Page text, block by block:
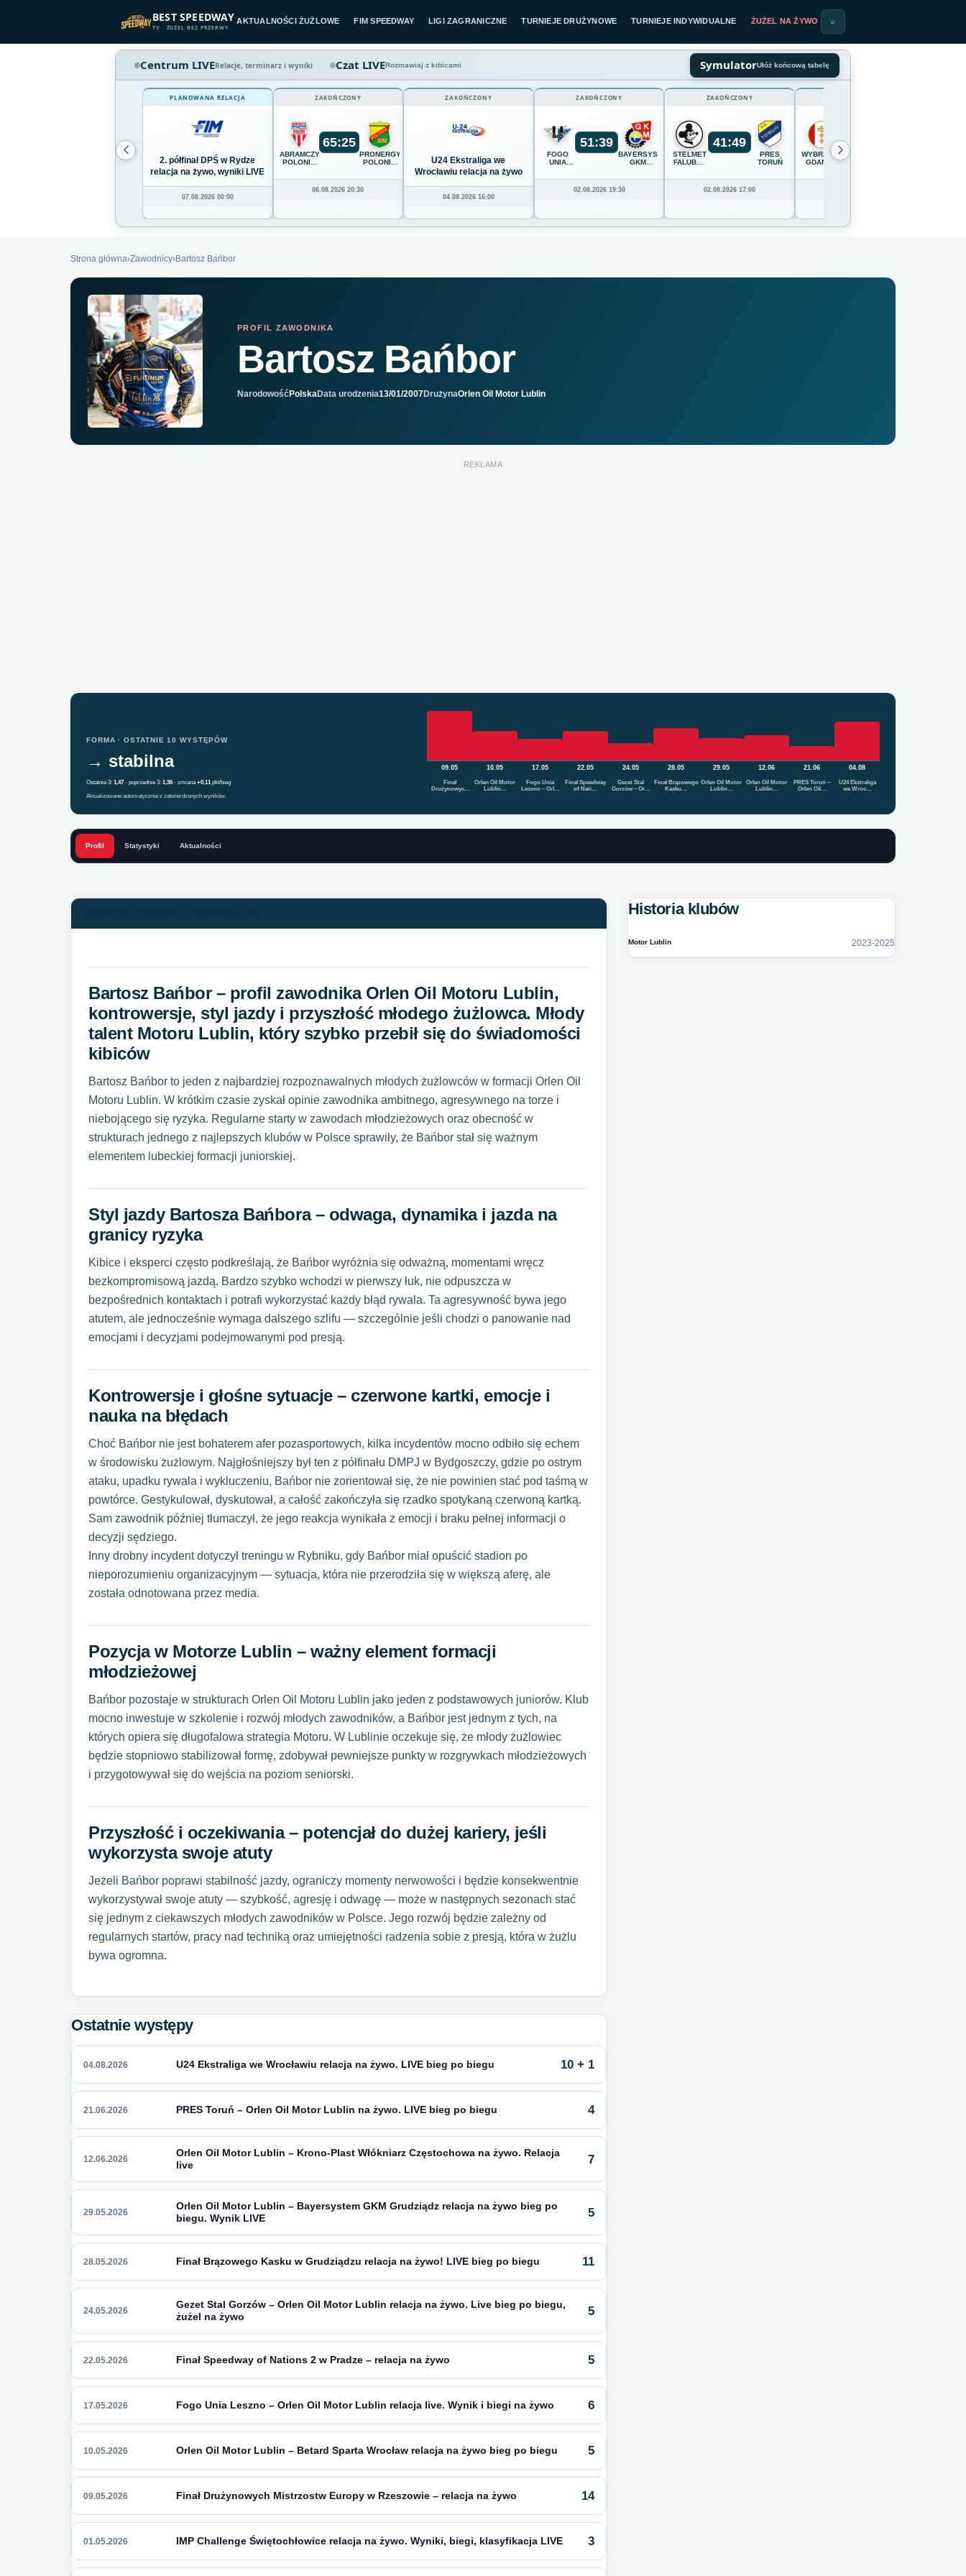
BEST SPEEDWAY
TV · ŻUŻEL BEZ PRZERWY
AKTUALNOŚCI ŻUŻLOWE FIM SPEEDWAY LIGI ZAGRANICZNE TURNIEJE DRUŻYNOWE TURNIEJE INDYWIDUALNE ŻUŻEL NA ŻYWO ⌕
Centrum LIVERelacje, terminarz i wyniki Czat LIVERozmawiaj z kibicami SymulatorUłóż końcową tabelę
PLANOWANA RELACJA
2. półfinał DPŚ w Rydze
relacja na żywo, wyniki LIVE
07.08.2026 00:00
ZAKOŃCZONY
ABRAMCZYK
POLONIA
65:25
PRONERGY
POLONIA
06.08.2026 20:30
ZAKOŃCZONY
U24 Ekstraliga we
Wrocławiu relacja na żywo
04.08.2026 16:00
ZAKOŃCZONY
FOGO
UNIA
51:39
BAYERSYSTEM
GKM
02.08.2026 19:30
ZAKOŃCZONY
STELMET
FALUBAZ
GÓRA
41:49
PRES
TORUŃ
02.08.2026 17:00
WYBRZEŻE
GDAŃSK
54
Strona główna›Zawodnicy›Bartosz Bańbor
PROFIL ZAWODNIKA
Bartosz Bańbor
NarodowośćPolskaData urodzenia13/01/2007DrużynaOrlen Oil Motor Lublin
REKLAMA
FORMA · OSTATNIE 10 WYSTĘPÓW
→ stabilna
Ostatnie 3: 1,47 · poprzednie 3: 1,36 · zmiana+0,11pkt/bieg
Aktualizowane automatycznie z zatwierdzonych wyników.
09.05
Finał
Drużynowych
10.05
Orlen Oil Motor
Lublin…
17.05
Fogo Unia
Leszno – Orl…
22.05
Finał Speedway
of Nati…
24.05
Gezet Stal
Gorzów – Or…
28.05
Finał Brązowego
Kasku…
29.05
Orlen Oil Motor
Lublin…
12.06
Orlen Oil Motor
Lublin…
21.06
PRES Toruń –
Orlen Oil…
04.08
U24 Ekstraliga
we Wroc…
Profil Statystyki Aktualności
Bartosz Bańbor – profil zawodnika Orlen Oil Motoru Lublin,
kontrowersje, styl jazdy i przyszłość młodego żużlowca. Młody
talent Motoru Lublin, który szybko przebił się do świadomości
kibiców
Bartosz Bańbor to jeden z najbardziej rozpoznawalnych młodych żużlowców w formacji Orlen Oil
Motoru Lublin. W krótkim czasie zyskał opinie zawodnika ambitnego, agresywnego na torze i
niebojącego się ryzyka. Regularne starty w zawodach młodzieżowych oraz obecność w
strukturach jednego z najlepszych klubów w Polsce sprawiły, że Bańbor stał się ważnym
elementem lubeckiej formacji juniorskiej.
Styl jazdy Bartosza Bańbora – odwaga, dynamika i jazda na
granicy ryzyka
Kibice i eksperci często podkreślają, że Bańbor wyróżnia się odważną, momentami wręcz
bezkompromisową jazdą. Bardzo szybko wchodzi w pierwszy łuk, nie odpuszcza w
bezpośrednich kontaktach i potrafi wykorzystać każdy błąd rywala. Ta agresywność bywa jego
atutem, ale jednocześnie wymaga dalszego szlifu — szczególnie jeśli chodzi o panowanie nad
emocjami i decyzjami podejmowanymi pod presją.
Kontrowersje i głośne sytuacje – czerwone kartki, emocje i
nauka na błędach
Choć Bańbor nie jest bohaterem afer pozasportowych, kilka incydentów mocno odbiło się echem
w środowisku żużlowym. Najgłośniejszy był ten z półfinału DMPJ w Bydgoszczy, gdzie po ostrym
ataku, upadku rywala i wykluczeniu, Bańbor nie zorientował się, że nie powinien stać pod taśmą w
powtórce. Gestykulował, dyskutował, a całość zakończyła się rzadko spotykaną czerwoną kartką.
Sam zawodnik później tłumaczył, że jego reakcja wynikała z emocji i braku pełnej informacji o
decyzji sędziego.
Inny drobny incydent dotyczył treningu w Rybniku, gdy Bańbor miał opuścić stadion po
nieporozumieniu organizacyjnym — sytuacja, która nie przerodziła się w większą aferę, ale
została odnotowana przez media.
Pozycja w Motorze Lublin – ważny element formacji
młodzieżowej
Bańbor pozostaje w strukturach Orlen Oil Motoru Lublin jako jeden z podstawowych juniorów. Klub
mocno inwestuje w szkolenie i rozwój młodych zawodników, a Bańbor jest jednym z tych, na
których opiera się długofalowa strategia Motoru. W Lublinie oczekuje się, że młody żużlowiec
będzie stopniowo stabilizował formę, zdobywał pewniejsze punkty w rozgrywkach młodzieżowych
i przygotowywał się do wejścia na poziom seniorski.
Przyszłość i oczekiwania – potencjał do dużej kariery, jeśli
wykorzysta swoje atuty
Jeżeli Bańbor poprawi stabilność jazdy, ograniczy momenty nerwowości i będzie konsekwentnie
wykorzystywał swoje atuty — szybkość, agresję i odwagę — może w następnych sezonach stać
się jednym z ciekawszych młodych zawodników w Polsce. Jego rozwój będzie zależny od
regularnych startów, pracy nad techniką oraz umiejętności radzenia sobie z presją, która w żużlu
bywa ogromna.
Ostatnie występy
04.08.2026 U24 Ekstraliga we Wrocławiu relacja na żywo. LIVE bieg po biegu 10 + 1
21.06.2026 PRES Toruń – Orlen Oil Motor Lublin na żywo. LIVE bieg po biegu 4
12.06.2026
Orlen Oil Motor Lublin – Krono-Plast Włókniarz Częstochowa na żywo. Relacja
live
7
29.05.2026
Orlen Oil Motor Lublin – Bayersystem GKM Grudziądz relacja na żywo bieg po
biegu. Wynik LIVE
5
28.05.2026 Finał Brązowego Kasku w Grudziądzu relacja na żywo! LIVE bieg po biegu 11
24.05.2026
Gezet Stal Gorzów – Orlen Oil Motor Lublin relacja na żywo. Live bieg po biegu,
żużel na żywo
5
22.05.2026 Finał Speedway of Nations 2 w Pradze – relacja na żywo 5
17.05.2026 Fogo Unia Leszno – Orlen Oil Motor Lublin relacja live. Wynik i biegi na żywo 6
10.05.2026 Orlen Oil Motor Lublin – Betard Sparta Wrocław relacja na żywo bieg po biegu 5
09.05.2026 Finał Drużynowych Mistrzostw Europy w Rzeszowie – relacja na żywo 14
01.05.2026 IMP Challenge Świętochłowice relacja na żywo. Wyniki, biegi, klasyfikacja LIVE 3
Historia klubów
Motor Lublin 2023-2025